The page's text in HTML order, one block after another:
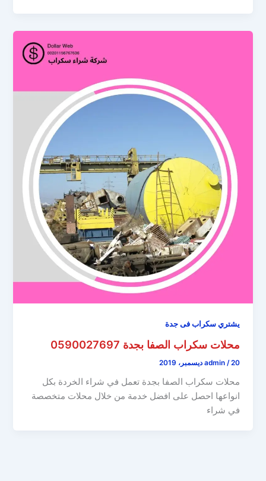
يشتري سكراب فى جدة
محلات سكراب الصفا بجدة 0590027697
admin /20 ديسمبر، 2019
محلات سكراب الصفا بجدة تعمل في شراء الخردة بكل
انواعها احصل على افضل خدمة من خلال محلات متخصصة
في شراء